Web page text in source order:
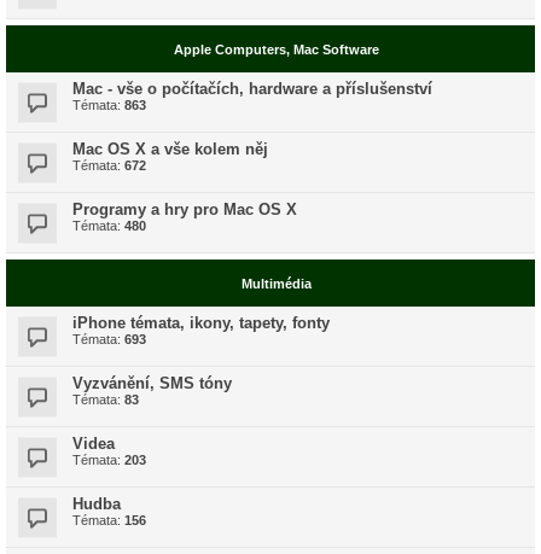
Apple Computers, Mac Software
Mac - vše o počítačích, hardware a příslušenství
Témata: 863
Mac OS X a vše kolem něj
Témata: 672
Programy a hry pro Mac OS X
Témata: 480
Multimédia
iPhone témata, ikony, tapety, fonty
Témata: 693
Vyzvánění, SMS tóny
Témata: 83
Videa
Témata: 203
Hudba
Témata: 156